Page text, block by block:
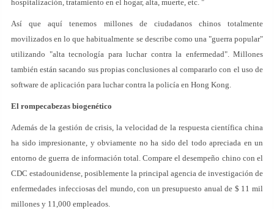
hospitalización, tratamiento en el hogar, alta, muerte, etc. "
Así que aquí tenemos millones de ciudadanos chinos totalmente
movilizados en lo que habitualmente se describe como una "guerra popular"
utilizando "alta tecnología para luchar contra la enfermedad". Millones
también están sacando sus propias conclusiones al compararlo con el uso de
software de aplicación para luchar contra la policía en Hong Kong.
El rompecabezas biogenético
Además de la gestión de crisis, la velocidad de la respuesta científica china
ha sido impresionante, y obviamente no ha sido del todo apreciada en un
entorno de guerra de información total. Compare el desempeño chino con el
CDC estadounidense, posiblemente la principal agencia de investigación de
enfermedades infecciosas del mundo, con un presupuesto anual de $ 11 mil
millones y 11,000 empleados.